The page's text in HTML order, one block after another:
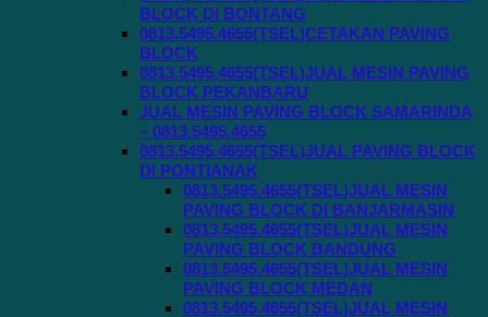
BLOCK DI BONTANG
0813.5495.4655(TSEL)CETAKAN PAVING
BLOCK
0813.5495.4655(TSEL)JUAL MESIN PAVING
BLOCK PEKANBARU
JUAL MESIN PAVING BLOCK SAMARINDA
– 0813.5495.4655
0813.5495.4655(TSEL)JUAL PAVING BLOCK
DI PONTIANAK
0813.5495.4655(TSEL)JUAL MESIN
PAVING BLOCK DI BANJARMASIN
0813.5495.4655(TSEL)JUAL MESIN
PAVING BLOCK BANDUNG
0813.5495.4655(TSEL)JUAL MESIN
PAVING BLOCK MEDAN
0813.5495.4655(TSEL)JUAL MESIN